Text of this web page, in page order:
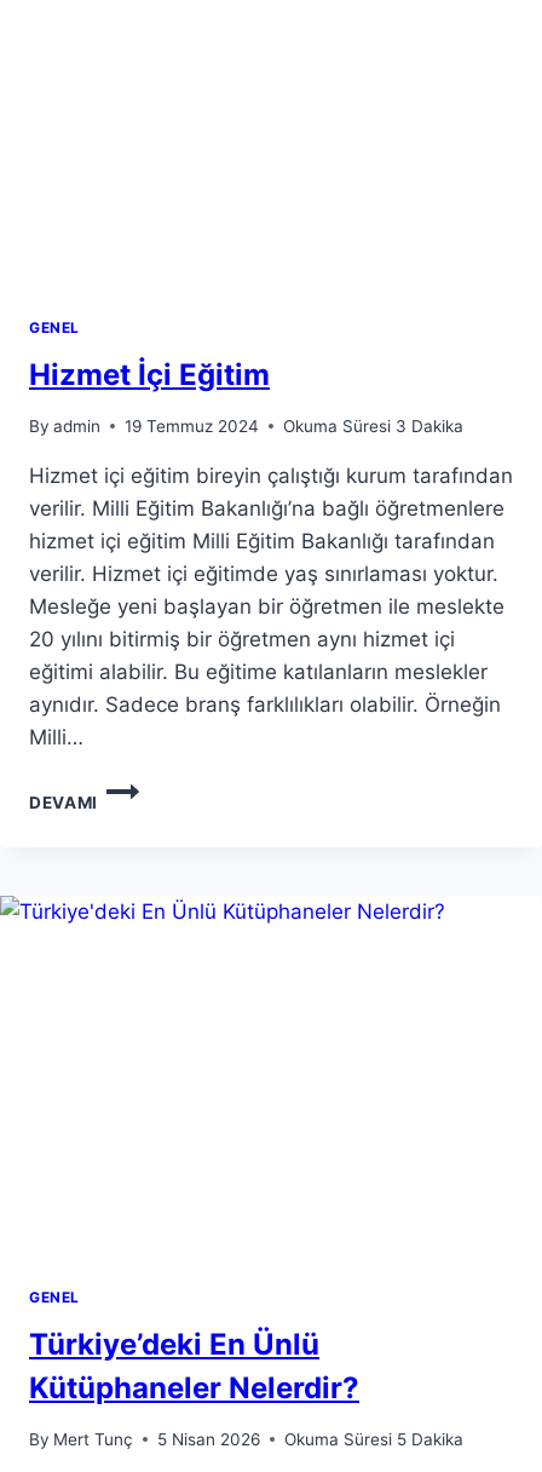
GENEL
Hizmet İçi Eğitim
By admin 19 Temmuz 2024 Okuma Süresi 3 Dakika
Hizmet içi eğitim bireyin çalıştığı kurum tarafından
verilir. Milli Eğitim Bakanlığı’na bağlı öğretmenlere
hizmet içi eğitim Milli Eğitim Bakanlığı tarafından
verilir. Hizmet içi eğitimde yaş sınırlaması yoktur.
Mesleğe yeni başlayan bir öğretmen ile meslekte
20 yılını bitirmiş bir öğretmen aynı hizmet içi
eğitimi alabilir. Bu eğitime katılanların meslekler
aynıdır. Sadece branş farklılıkları olabilir. Örneğin
Milli…
DEVAMI
HIZMET
GENEL
Türkiye’deki En Ünlü
Kütüphaneler Nelerdir?
By Mert Tunç 5 Nisan 2026 Okuma Süresi 5 Dakika